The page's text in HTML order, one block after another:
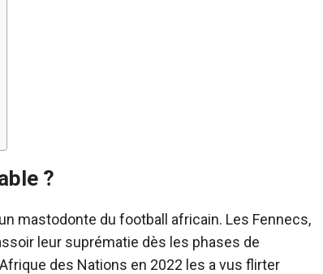
?
mastodonte du football africain. Les Fennecs,
leur suprématie dès les phases de
des Nations en 2022 les a vus flirter